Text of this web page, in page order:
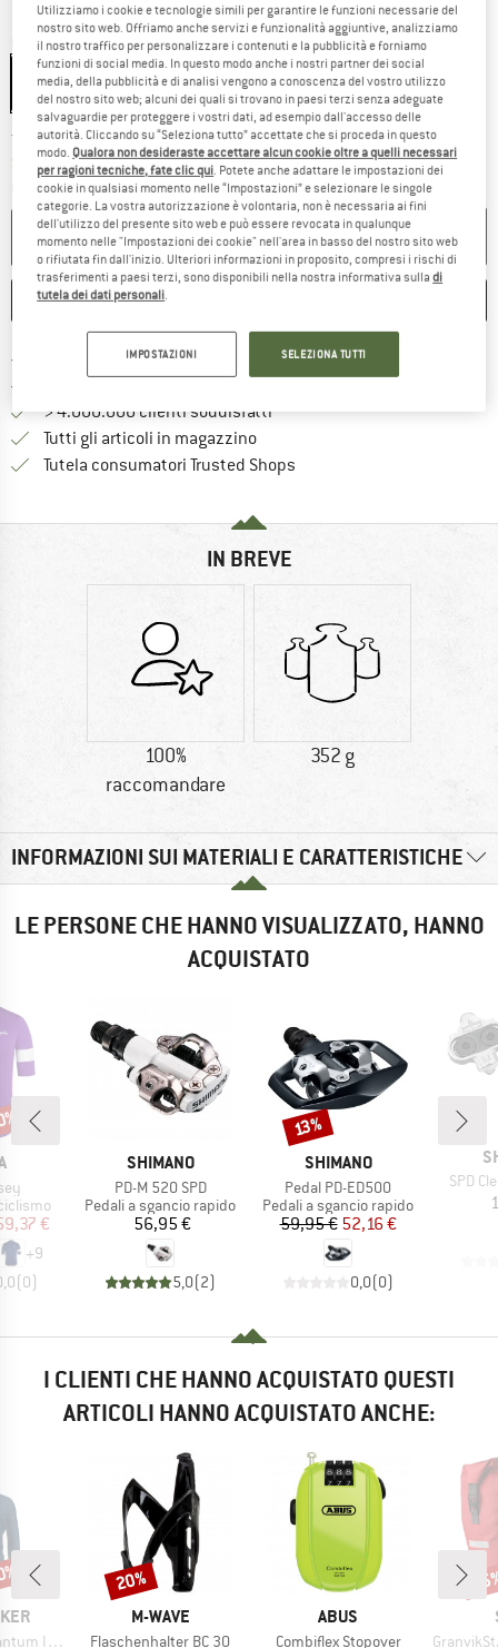
Colore:Silver
Tempi di consegna: 3-5 giorni lavorativiIl link si apre in una casella
Soltanto uno in magazzino!
Quantità:
NEL CARRELLO
ANNOTA
Porto franco da 69 € (IT)
Qui trovi ulteriori informazioni sulle
Vai alla politica di recesso qui
> 4.000.000 clienti soddisfatti
Tutti gli articoli in magazzino
Tutela consumatori Trusted Shops
IN BREVE
100%
raccomandare
352 g
INFORMAZIONI SUI MATERIALI E CARATTERISTICHE
LE PERSONE CHE HANNO VISUALIZZATO, HANNO
ACQUISTATO
ridotto
€
+9
(0)
MARCHIO
SHIMANO
Articolo
PD-M 520 SPD
Gruppo di prodotti
Pedali a sgancio rapido
Prezzo
56,95 €
5,0(2)
MARCHIO
SHIMANO
Articolo
Pedal PD-ED500
Gruppo di prodotti
Pedali a sgancio rapido
Prezzo
59,95 €Prezzo ridotto
52,16 €
0,0(0)
Sconto
13%
Articolo
SPD
I CLIENTI CHE HANNO ACQUISTATO QUESTI
ARTICOLI HANNO ACQUISTATO ANCHE:
Zip Hoodie
MARCHIO
M-WAVE
Articolo
Flaschenhalter BC 30
Sconto
20%
MARCHIO
ABUS
Articolo
Combiflex Stopover
Articolo
GranvikSt.
Utilizziamo i cookie e tecnologie simili per garantire le funzioni necessarie del
nostro sito web. Offriamo anche servizi e funzionalità aggiuntive, analizziamo
il nostro traffico per personalizzare i contenuti e la pubblicità e forniamo
funzioni di social media. In questo modo anche i nostri partner dei social
media, della pubblicità e di analisi vengono a conoscenza del vostro utilizzo
del nostro sito web; alcuni dei quali si trovano in paesi terzi senza adeguate
salvaguardie per proteggere i vostri dati, ad esempio dall'accesso delle
autorità. Cliccando su “Seleziona tutto” accettate che si proceda in questo
modo. Qualora non desideraste accettare alcun cookie oltre a quelli necessari
per ragioni tecniche, fate clic qui. Potete anche adattare le impostazioni dei
cookie in qualsiasi momento nelle “Impostazioni” e selezionare le singole
categorie. La vostra autorizzazione è volontaria, non è necessaria ai fini
dell'utilizzo del presente sito web e può essere revocata in qualunque
momento nelle "Impostazioni dei cookie" nell'area in basso del nostro sito web
o rifiutata fin dall'inizio. Ulteriori informazioni in proposito, compresi i rischi di
trasferimenti a paesi terzi, sono disponibili nella nostra informativa sulladi
tutela dei dati personali.
IMPOSTAZIONI SELEZIONA TUTTI